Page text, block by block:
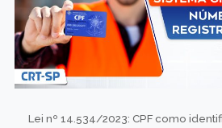
Lei nº 14.534/2023: CPF como